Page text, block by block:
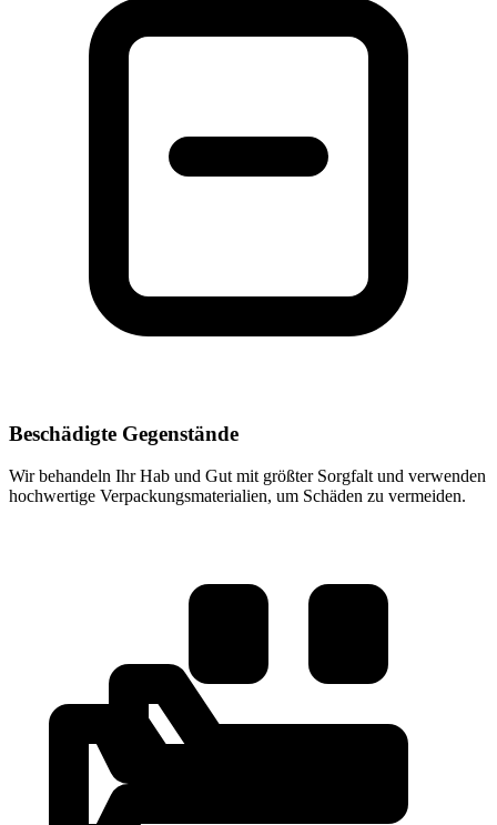
Beschädigte Gegenstände
Wir behandeln Ihr Hab und Gut mit größter Sorgfalt und verwenden
hochwertige Verpackungsmaterialien, um Schäden zu vermeiden.